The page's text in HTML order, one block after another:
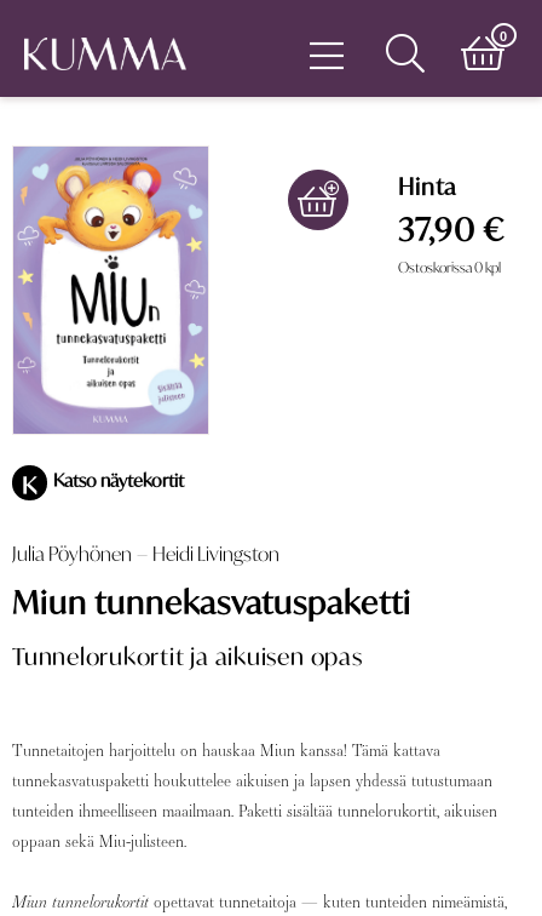
0
Hinta
37,90 €
Ostoskorissa0kpl
K Katso näytekortit
Julia Pöyhönen – Heidi Livingston
Miun tunnekasvatuspaketti
Tunnelorukortit ja aikuisen opas
Tunnetaitojen harjoittelu on hauskaa Miun kanssa! Tämä kattava
tunnekasvatuspaketti houkuttelee aikuisen ja lapsen yhdessä tutustumaan
tunteiden ihmeelliseen maailmaan. Paketti sisältää tunnelorukortit, aikuisen
oppaan sekä Miu-julisteen.
Miun tunnelorukortit opettavat tunnetaitoja — kuten tunteiden nimeämistä,